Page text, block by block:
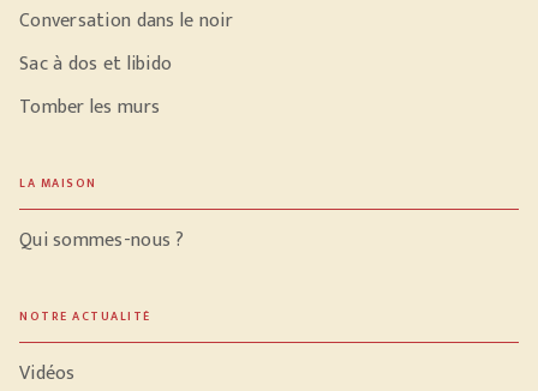
Conversation dans le noir
Sac à dos et libido
Tomber les murs
LA MAISON
Qui sommes-nous ?
NOTRE ACTUALITÉ
Vidéos